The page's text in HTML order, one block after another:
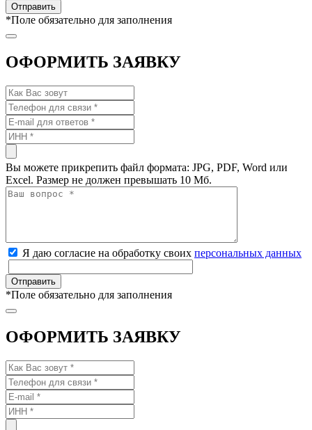
*Поле обязательно для заполнения
ОФОРМИТЬ ЗАЯВКУ
Вы можете прикрепить файл формата: JPG, PDF, Word или
Excel. Размер не должен превышать 10 Мб.
Я даю согласие на обработку своих персональных данных
*Поле обязательно для заполнения
ОФОРМИТЬ ЗАЯВКУ